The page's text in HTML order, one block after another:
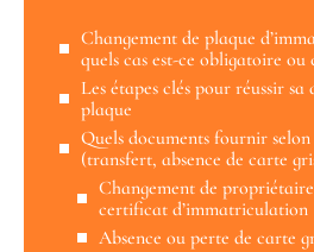
Changement de plaque
quels cas est-ce obligatoire ou
Les étapes clés pour réussir
plaque
Quels documents fournir
(transfert, absence de carte
Changement de
certificat d’immatriculation
Absence ou perte de carte